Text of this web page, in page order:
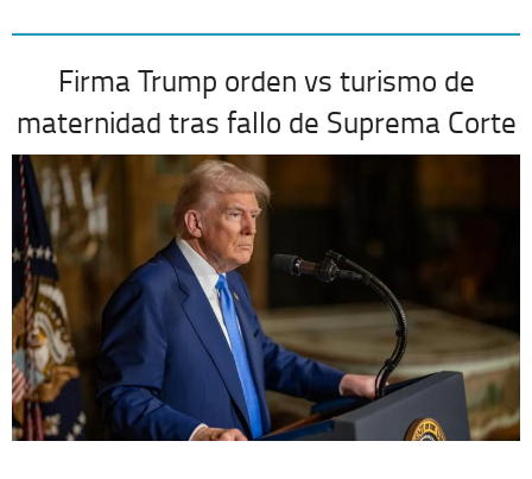
Firma Trump orden vs turismo de
maternidad tras fallo de Suprema Corte